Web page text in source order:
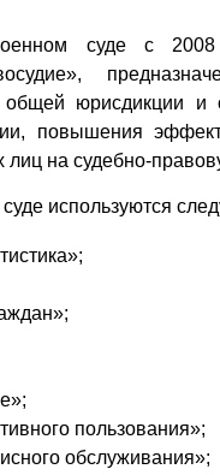
суде с 2008
общей юрисдикции и
повышения
лиц на судебно-
используются
пользования»;
обслуживания»;